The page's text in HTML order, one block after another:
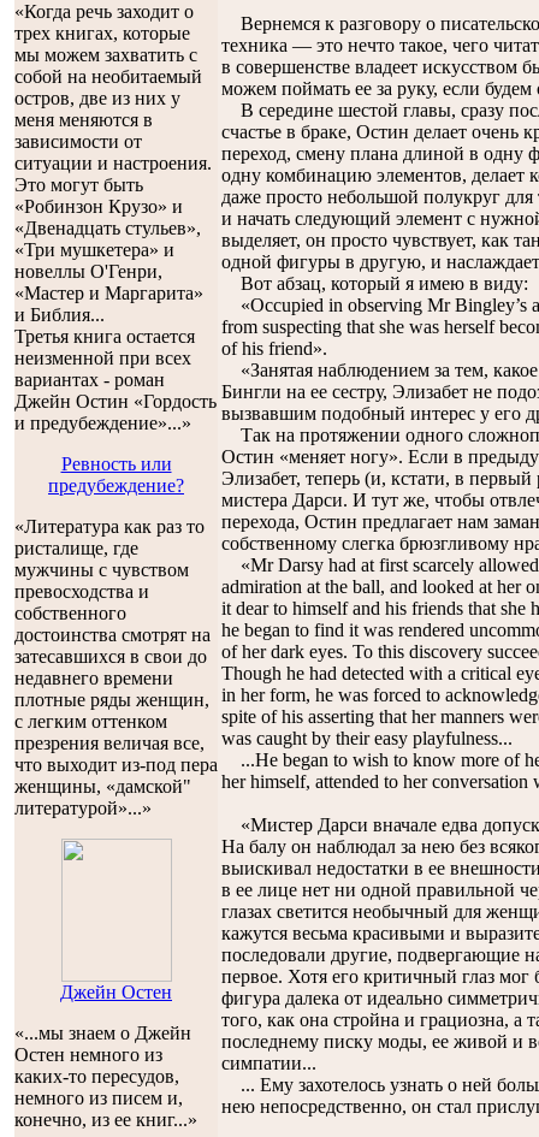
«Когда речь заходит о
трех книгах, которые
мы можем захватить с
собой на необитаемый
остров, две из них у
меня меняются в
зависимости от
ситуации и настроения.
Это могут быть
«Робинзон Крузо» и
«Двенадцать стульев»,
«Три мушкетера» и
новеллы О'Генри,
«Мастер и Маргарита»
и Библия...
Третья книга остается
неизменной при всех
вариантах - роман
Джейн Остин «Гордость
и предубеждение»...»
Ревность или
предубеждение?
«Литература как раз то
ристалище, где
мужчины с чувством
превосходства и
собственного
достоинства смотрят на
затесавшихся в свои до
недавнего времени
плотные ряды женщин,
с легким оттенком
презрения величая все,
что выходит из-под пера
женщины, «дамской"
литературой»...»
Джейн Остен
«...мы знаем о Джейн
Остен немного из
каких-то пересудов,
немного из писем и,
конечно, из ее книг...»
Вернемся к разговору о
техника — это нечто такое, чего
в совершенстве владеет искусством
можем поймать ее за руку, если
В середине шестой главы, сразу
счастье в браке, Остин делает
переход, смену плана длиной в одну
одну комбинацию элементов, делает
даже просто небольшой полукруг
и начать следующий элемент с
выделяет, он просто чувствует, как
одной фигуры в другую, и
Вот абзац, который я имею в виду:
«Occupied in observing Mr Bingley’s
from suspecting that she was herself
of his friend».
«Занятая наблюдением за тем,
Бингли на ее сестру, Элизабет не
вызвавшим подобный интерес у его
Так на протяжении одного
Остин «меняет ногу». Если в
Элизабет, теперь (и, кстати, в
мистера Дарси. И тут же, чтобы
перехода, Остин предлагает нам
собственному слегка брюзгливому
«Mr Darsy had at first scarcely
admiration at the ball, and looked at her
it dear to himself and his friends that she
he began to find it was rendered
of her dark eyes. To this discovery
Though he had detected with a critical
in her form, he was forced to
spite of his asserting that her manners
was caught by their easy playfulness...
...He began to wish to know more of
her himself, attended to her conversation
«Мистер Дарси вначале едва
На балу он наблюдал за нею без
выискивал недостатки в ее
в ее лице нет ни одной правильной
глазах светится необычный для
кажутся весьма красивыми и
последовали другие, подвергающие
первое. Хотя его критичный глаз мог
фигура далека от идеально
того, как она стройна и грациозна, а
последнему писку моды, ее живой и
симпатии...
... Ему захотелось узнать о ней
нею непосредственно, он стал